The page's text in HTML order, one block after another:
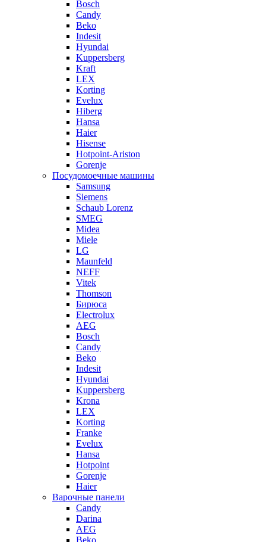
Bosch
Candy
Beko
Indesit
Hyundai
Kuppersberg
Kraft
LEX
Korting
Evelux
Hiberg
Hansa
Haier
Hisense
Hotpoint-Ariston
Gorenje
Посудомоечные машины
Samsung
Siemens
Schaub Lorenz
SMEG
Midea
Miele
LG
Maunfeld
NEFF
Vitek
Thomson
Бирюса
Electrolux
AEG
Bosch
Candy
Beko
Indesit
Hyundai
Kuppersberg
Krona
LEX
Korting
Franke
Evelux
Hansa
Hotpoint
Gorenje
Haier
Варочные панели
Candy
Darina
AEG